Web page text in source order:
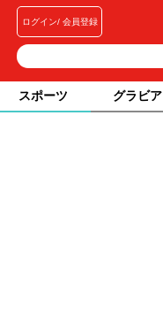
ログイン 会員登録
スポーツ グラビア